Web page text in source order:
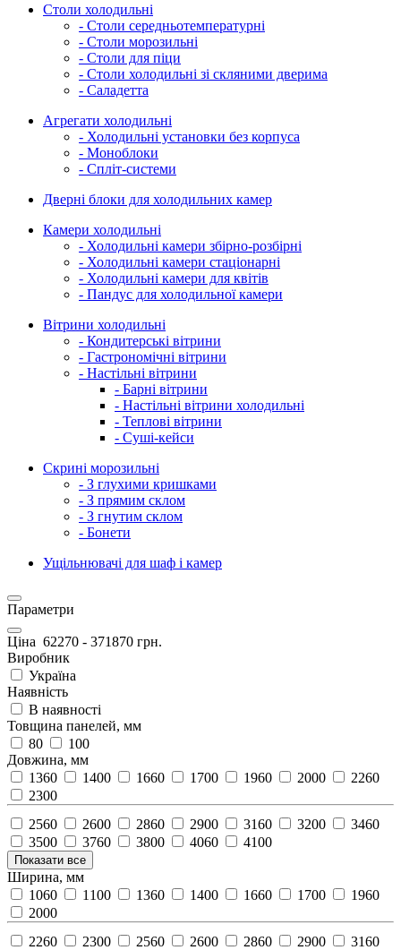
Столи холодильні
- Столи середньотемпературні
- Столи морозильні
- Столи для піци
- Столи холодильні зі скляними дверима
- Саладетта
Агрегати холодильні
- Холодильні установки без корпуса
- Моноблоки
- Спліт-системи
Дверні блоки для холодильних камер
Камери холодильні
- Холодильні камери збірно-розбірні
- Холодильні камери стаціонарні
- Холодильні камери для квітів
- Пандус для холодильної камери
Вітрини холодильні
- Кондитерські вітрини
- Гастрономічні вітрини
- Настільні вітрини
- Барні вітрини
- Настільні вітрини холодильні
- Теплові вітрини
- Суші-кейси
Скрині морозильні
- З глухими кришками
- З прямим склом
- З гнутим склом
- Бонети
Ущільнювачі для шаф і камер
Параметри
Ціна 62270 - 371870 грн.
Виробник
Україна
Наявність
В наявності
Товщина панелей, мм
80
100
Довжина, мм
1360
1400 1660 1700 1960 2000
2260
2300
2560
2600 2860 2900 3160 3200
3460
3500
3760 3800 4060 4100
Показати все
Ширина, мм
1060
1100 1360 1400 1660 1700
1960
2000
2260
2300 2560 2600 2860 2900
3160